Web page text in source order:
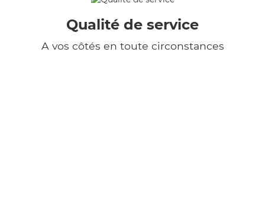
Qualité de service
A vos côtés en toute circonstances